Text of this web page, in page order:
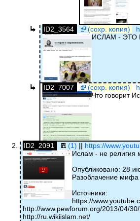
ID2_3564 (сохр. копия)
ИСЛАМ - ЭТО
ID2_7007 (сохр. копия)
Что говорит
ID2_2091 (1) || https://
Ислам - не
Опубликовано: 28
Разоблачение мифа
Источники:
https://
http://www.pewforum.org/2013/04/
http://ru.wikiislam.net/